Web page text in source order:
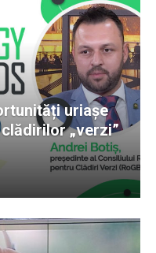
uriașe
„verzi”